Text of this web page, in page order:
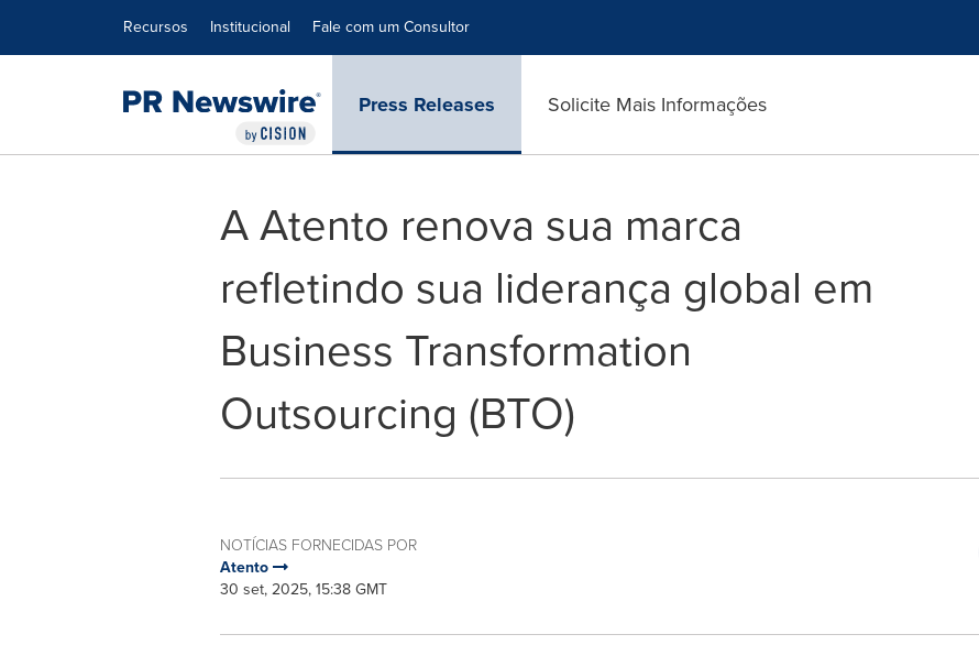
Recursos Institucional Fale com um Consultor
Press Releases Solicite Mais Informações
A Atento renova sua marca
refletindo sua liderança global em
Business Transformation
Outsourcing (BTO)
NOTÍCIAS FORNECIDAS POR
Atento
30 set, 2025, 15:38 GMT